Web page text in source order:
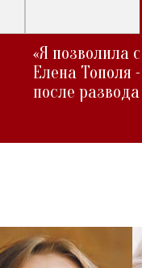
«Я позволила
Елена Тополя
после развода